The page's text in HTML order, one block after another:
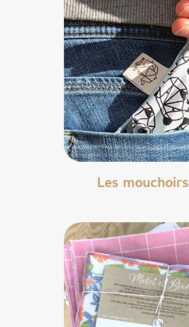
Les mouchoirs